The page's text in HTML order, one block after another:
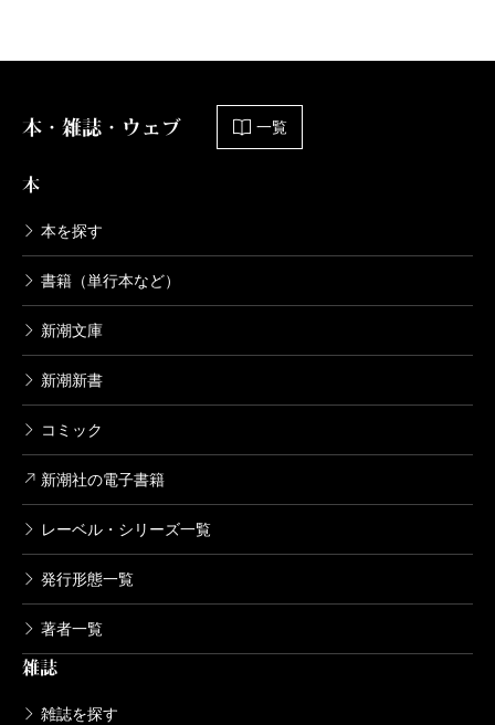
本・雑誌・ウェブ 一覧
本
本を探す
書籍（単行本など）
新潮文庫
新潮新書
コミック
新潮社の電子書籍
レーベル・シリーズ一覧
発行形態一覧
著者一覧
雑誌
雑誌を探す